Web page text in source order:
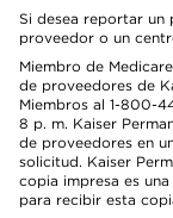
Si desea reportar un
proveedor o un
Miembro de
de proveedores de
Miembros al 1-800-
8 p. m. Kaiser
de proveedores en
solicitud. Kaiser
copia impresa es
para recibir esta